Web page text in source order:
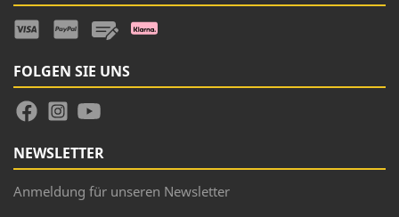
FOLGEN SIE UNS
NEWSLETTER
Anmeldung für unseren Newsletter